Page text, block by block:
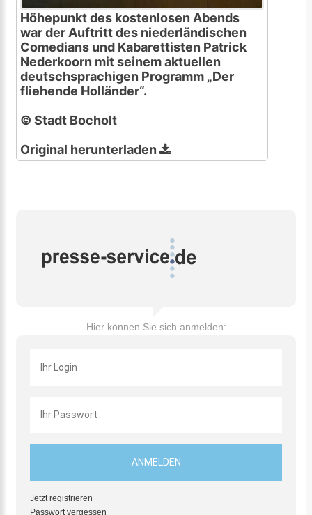
Höhepunkt des kostenlosen Abends
war der Auftritt des niederländischen
Comedians und Kabarettisten Patrick
Nederkoorn mit seinem aktuellen
deutschsprachigen Programm „Der
fliehende Holländer“.
© Stadt Bocholt
Original herunterladen
Hier können Sie sich anmelden:
Jetzt registrieren
Passwort vergessen